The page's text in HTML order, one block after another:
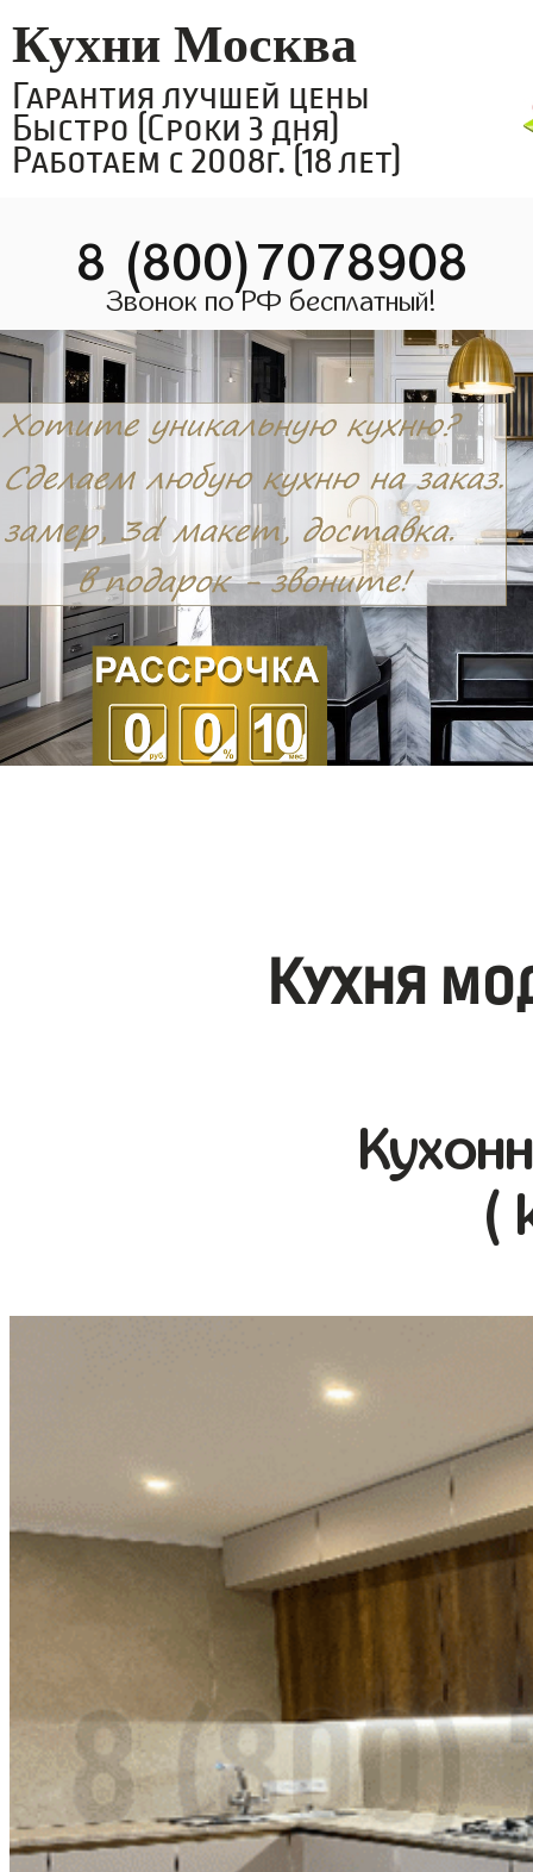
Кухни Москва
Гарантия лучшей цены
Быстро (Сроки 3 дня)
Работаем с 2008г. (18 лет)
8 (800)7078908
Звонок по РФ бесплатный!
Кухня
(